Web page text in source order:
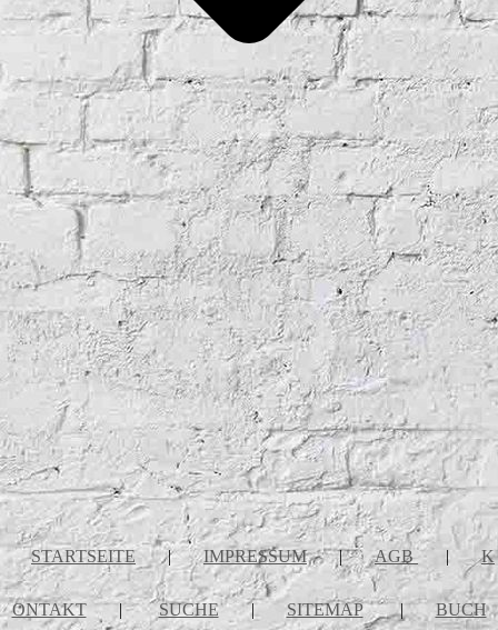
STARTSEITE | IMPRESSUM | AGB | K
ONTAKT | SUCHE | SITEMAP | BUCH